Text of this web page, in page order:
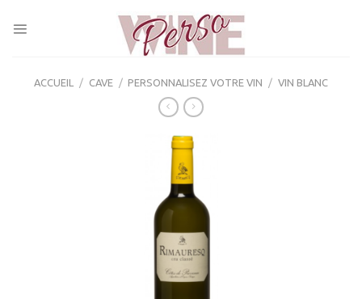
ACCUEIL / CAVE / PERSONNALISEZ VOTRE VIN / VIN BLANC